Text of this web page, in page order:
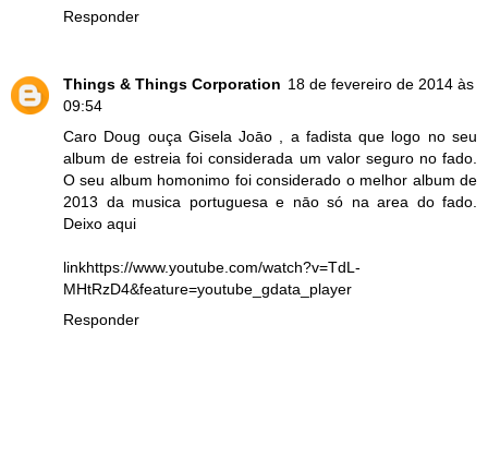
Responder
Things & Things Corporation 18 de fevereiro de 2014 às
09:54
Caro Doug ouça Gisela Joāo , a fadista que logo no seu
album de estreia foi considerada um valor seguro no fado.
O seu album homonimo foi considerado o melhor album de
2013 da musica portuguesa e nāo só na area do fado.
Deixo aqui
linkhttps://www.youtube.com/watch?v=TdL-
MHtRzD4&feature=youtube_gdata_player
Responder